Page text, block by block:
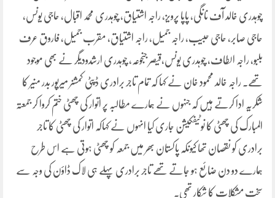
چوہدری خالد آف نانگی، پاپا پرویز، راجہ اشتیاق، چوہدری محمد اقبال، حاجی یونس،
حاجی صابر، حاجی حبیب، راجہ جمیل، راجہ اشتیاق، مقرب جمیل، فاروق عرف
بلبو، راجہ الطاف، چوہدری یونس،قیصر جنجوعہ، چوہدری ارشدودیگر نے بھی موجود
تھے۔ راجہ خالد محمود خان نے کہا کہ تمام تاجر برادری ڈپٹی کمشنر میرپور بدر منیر کا
شکریہ ادا کرتے ہیں کہ جنہوں نے ہمارے مطالبہ پر اتوار کی چھٹی ختم کروا کر جمعتہ
المبارک کی چھٹی کا نوٹیفکیشن جاری کیا انہوں نے کہاکہ اتوار کی چھٹی کا تاجر
برادری کو نقصان تھا کیونکہ پاکستان بھر میں جمعہ کو چھٹی ہوتی ہے اس طرح
ہمارے دو دن ضائع ہو جاتے تھے تاجر برادری پہلے ہی لاک ڈاؤن کی وجہ سے
سخت مشکلات کا شکار تھی۔